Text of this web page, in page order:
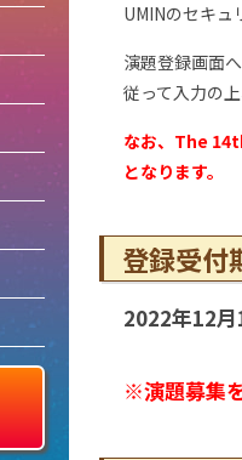
UMINのセキュ
演題登録画面
従って入力の
なお、The
となります。
登録受付
2022年12
※演題募集